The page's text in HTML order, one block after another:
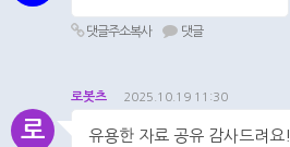
댓글주소복사 댓글
로
로봇츠 2025.10.19 11:30
유용한 자료 공유 감사드려요!